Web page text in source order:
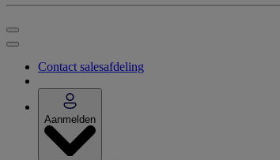
Contact salesafdeling
Aanmelden